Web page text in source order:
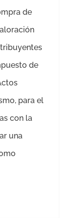
de
de
para el
con la
una